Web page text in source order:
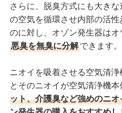
さらに、脱臭方式にも大き
の空気を循環させ内部の活
のに対し、オゾン発生器は
悪臭を無臭に分解できます。
ニオイを吸着させる空気清
とそのニオイが空気清浄機本
ット、介護臭など強めのニ